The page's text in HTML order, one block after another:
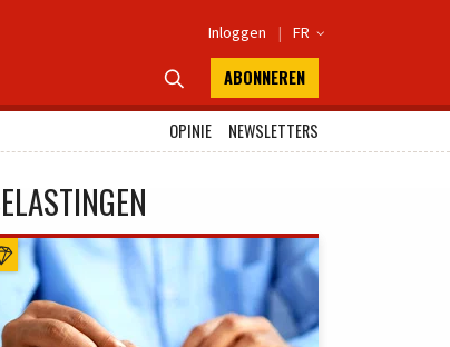
Inloggen | FR 
 ABONNEREN
OPINIE
NEWSLETTERS